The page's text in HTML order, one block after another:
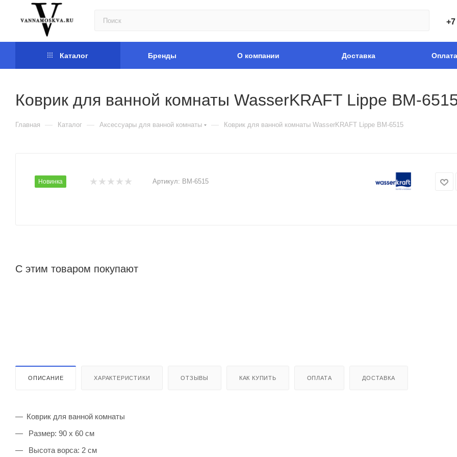
+7
Каталог Бренды О компании Доставка Оплата
Коврик для ванной комнаты WasserKRAFT Lippe BM-
Главная — Каталог — Аксессуары для ванной комнаты — Коврик для ванной комнаты WasserKRAFT Lippe BM-6515
Новинка Артикул: BM-6515
С этим товаром покупают
ОПИСАНИЕ ХАРАКТЕРИСТИКИ ОТЗЫВЫ КАК КУПИТЬ ОПЛАТА ДОСТАВКА
Коврик для ванной комнаты
Размер: 90 x 60 см
Высота ворса: 2 см